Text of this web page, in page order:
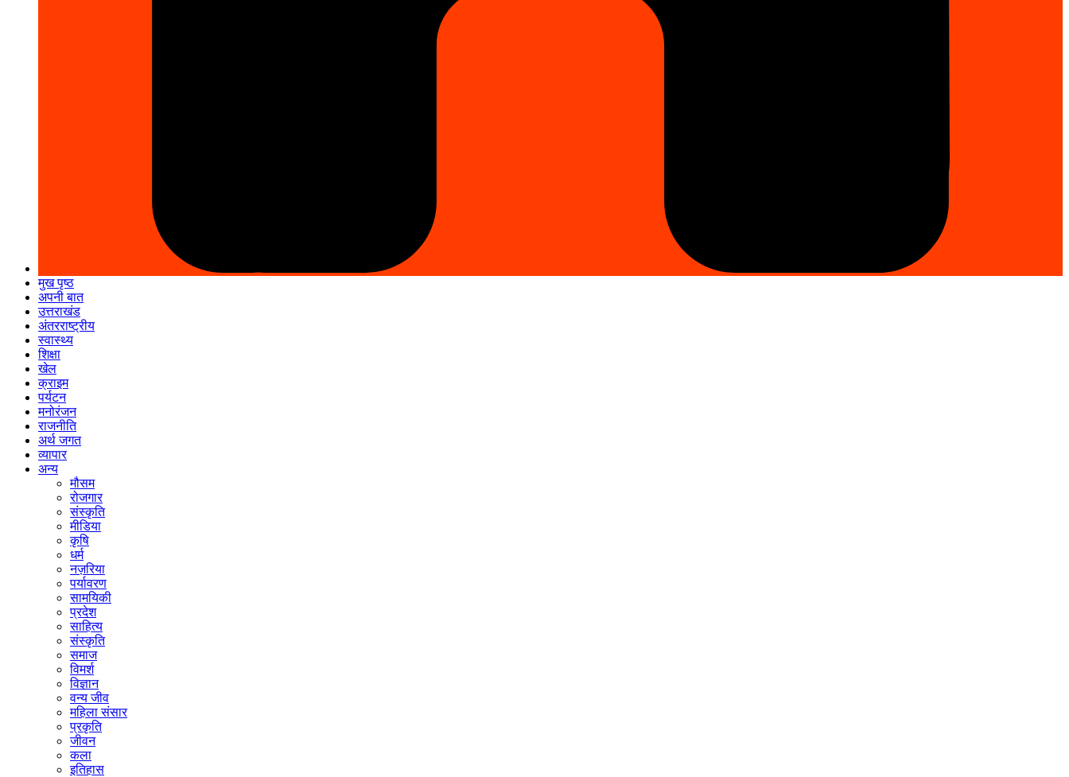
मुख पृष्ठ
अपनी बात
उत्तराखंड
अंतरराष्ट्रीय
स्वास्थ्य
शिक्षा
खेल
क्राइम
पर्यटन
मनोरंजन
राजनीति
अर्थ जगत
व्यापार
अन्य
मौसम
रोजगार
संस्कृति
मीडिया
कृषि
धर्म
नज़रिया
पर्यावरण
सामयिकी
प्रदेश
साहित्य
संस्कृति
समाज
विमर्श
विज्ञान
वन्य जीव
महिला संसार
प्रकृति
जीवन
कला
इतिहास